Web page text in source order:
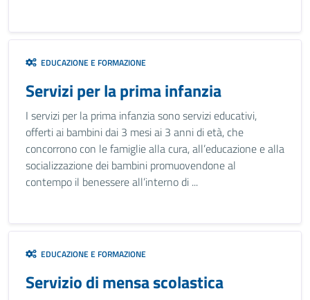
EDUCAZIONE E FORMAZIONE
Servizi per la prima infanzia
I servizi per la prima infanzia sono servizi educativi,
offerti ai bambini dai 3 mesi ai 3 anni di età, che
concorrono con le famiglie alla cura, all’educazione e alla
socializzazione dei bambini promuovendone al
contempo il benessere all’interno di ...
EDUCAZIONE E FORMAZIONE
Servizio di mensa scolastica